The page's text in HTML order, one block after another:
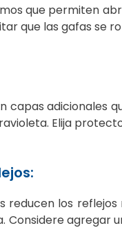
que permiten
que las gafas se
capas adicionales
Elija
reducen los reflejos
Considere agregar